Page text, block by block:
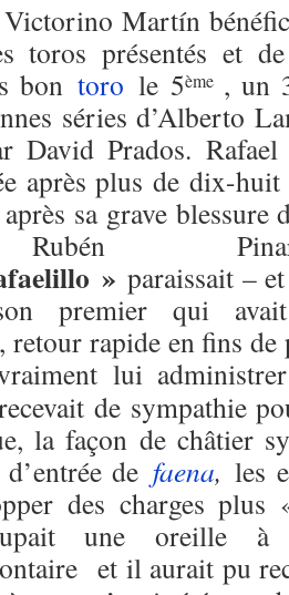
Martín
toros présentés et
bon toro le 5ème , un
séries d’Alberto
David Prados.
après plus de dix-
sa grave
» paraissait –
premier qui avait
retour rapide en fins de
lui
de sympathie
la façon de châtier
de faena, les
des charges
une oreille à
et il aurait pu